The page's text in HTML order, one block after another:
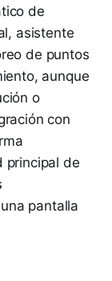
de
asistente
de puntos
aunque
o
con
principal de
pantalla